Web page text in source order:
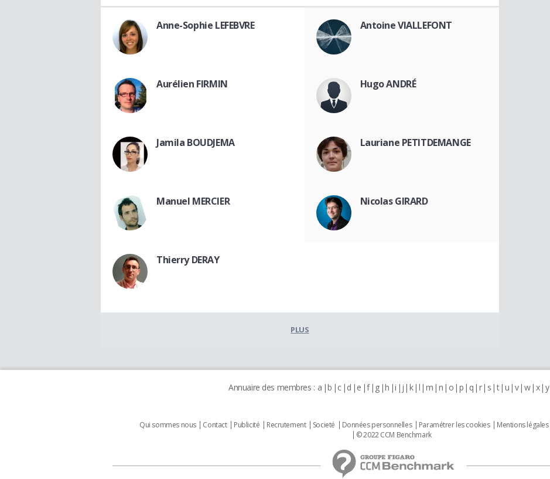
Anne-Sophie LEFEBVRE Antoine VIALLEFONT
Aurélien FIRMIN Hugo ANDRÉ
Jamila BOUDJEMA Lauriane PETITDEMANGE
Manuel MERCIER Nicolas GIRARD
Thierry DERAY
PLUS
Annuaire des membres : a b c d e f g h i j k l m n o p q r s t u v w x y
Qui sommes nous Contact Publicité Recrutement Societé Données personnelles Paramétrer les cookies Mentions légales
© 2022 CCM Benchmark